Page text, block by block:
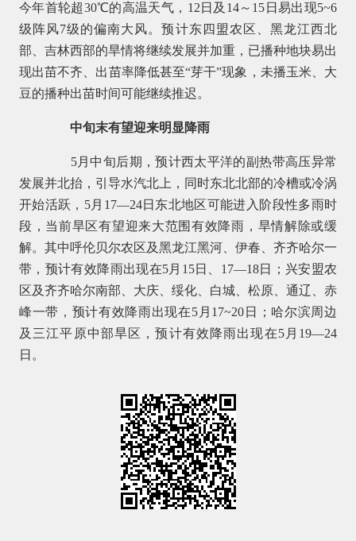
今年首轮超30℃的高温天气，12日及14～15日易出现5~6
级阵风7级的偏南大风。预计东四盟农区、黑龙江西北
部、吉林西部的旱情将继续发展并加重，已播种地块易出
现出苗不齐、出苗率降低甚至“芽干”现象，未播玉米、大
豆的播种出苗时间可能继续推迟。
中旬末有望迎来明显降雨
5月中旬后期，预计西太平洋的副热带高压异常
发展并北抬，引导水汽北上，同时东北北部的冷槽或冷涡
开始活跃，5月17—24日东北地区可能进入阶段性多雨时
段，当前旱区有望迎来大范围有效降雨，旱情解除或缓
解。其中呼伦贝尔农区及黑龙江黑河、伊春、齐齐哈尔一
带，预计有效降雨出现在5月15日、17—18日；兴安盟农
区及齐齐哈尔南部、大庆、绥化、白城、松原、通辽、赤
峰一带，预计有效降雨出现在5月17~20日；哈尔滨周边
及三江平原中部旱区，预计有效降雨出现在5月19—24
日。